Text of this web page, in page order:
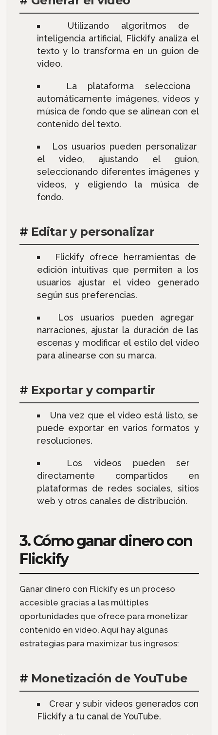
Utilizando algoritmos de
inteligencia artificial, Flickify analiza el
texto y lo transforma en un guion de
video.
La plataforma selecciona
automáticamente imágenes, videos y
música de fondo que se alinean con el
contenido del texto.
Los usuarios pueden personalizar
el video, ajustando el guion,
seleccionando diferentes imágenes y
videos, y eligiendo la música de
fondo.
# Editar y personalizar
Flickify ofrece herramientas de
edición intuitivas que permiten a los
usuarios ajustar el video generado
según sus preferencias.
Los usuarios pueden agregar
narraciones, ajustar la duración de las
escenas y modificar el estilo del video
para alinearse con su marca.
# Exportar y compartir
Una vez que el video está listo, se
puede exportar en varios formatos y
resoluciones.
Los videos pueden ser
directamente compartidos en
plataformas de redes sociales, sitios
web y otros canales de distribución.
3. Cómo ganar dinero con
Flickify
Ganar dinero con Flickify es un proceso
accesible gracias a las múltiples
oportunidades que ofrece para monetizar
contenido en video. Aquí hay algunas
estrategias para maximizar tus ingresos:
# Monetización de YouTube
Crear y subir videos generados con
Flickify a tu canal de YouTube.